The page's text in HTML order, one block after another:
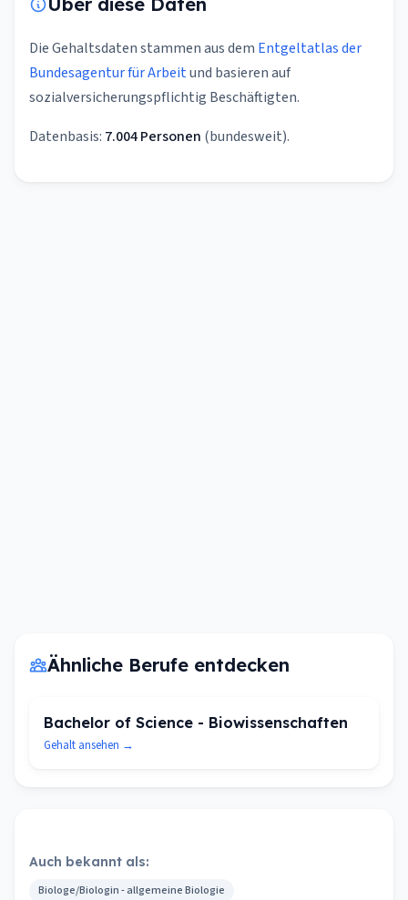
Die Gehaltsdaten stammen aus dem Entgeltatlas der
Bundesagentur für Arbeitund basieren auf
sozialversicherungspflichtig Beschäftigten.
Datenbasis: 7.004 Personen (bundesweit).
Ähnliche Berufe entdecken
Bachelor of Science - Biowissenschaften
Gehalt ansehen →
Auch bekannt als:
Biologe/Biologin - allgemeine Biologie